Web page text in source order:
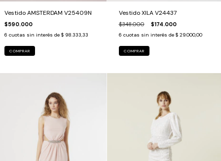
Vestido AMSTERDAM V25409N
$590.000
6 cuotas sin interés de $ 98.333,33
COMPRAR
Vestido XILA V24437
$348.000 $174.000
6 cuotas sin interés de $ 29.000,00
COMPRAR